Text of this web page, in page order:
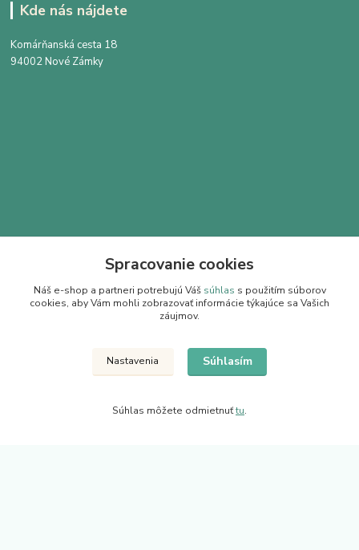
Kde nás nájdete
Komárňanská cesta 18
94002 Nové Zámky
+421 904 222 002
Spracovanie cookies
Náš e-shop a partneri potrebujú Váš súhlas s použitím súborov
cookies, aby Vám mohli zobrazovať informácie týkajúce sa Vašich
záujmov.
Nastavenia Súhlasím
Súhlas môžete odmietnuťtu.